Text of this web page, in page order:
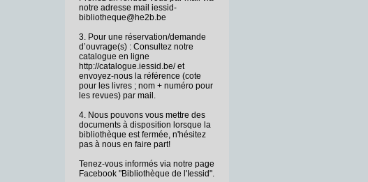
notre adresse mail iessid-
bibliotheque@he2b.be
3. Pour une réservation/demande
d’ouvrage(s) : Consultez notre
catalogue en ligne
http://catalogue.iessid.be/ et
envoyez-nous la référence (cote
pour les livres ; nom + numéro pour
les revues) par mail.
4. Nous pouvons vous mettre des
documents à disposition lorsque la
bibliothèque est fermée, n'hésitez
pas à nous en faire part!
Tenez-vous informés via notre page
Facebook "Bibliothèque de l'Iessid".